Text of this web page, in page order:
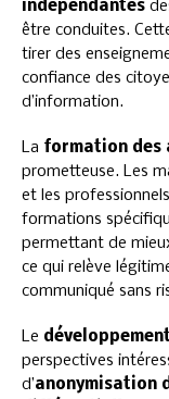
indépendantes
être conduites.
tirer des
confiance des
d’information.
La formation des
prometteuse. Les
et les
formations
permettant de
ce qui relève
communiqué sans
Le
perspectives
d’anonymisation